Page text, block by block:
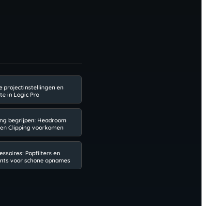
projectinstellingen en
in Logic Pro
begrijpen: Headroom
Clipping voorkomen
Popfilters en
voor schone opnames